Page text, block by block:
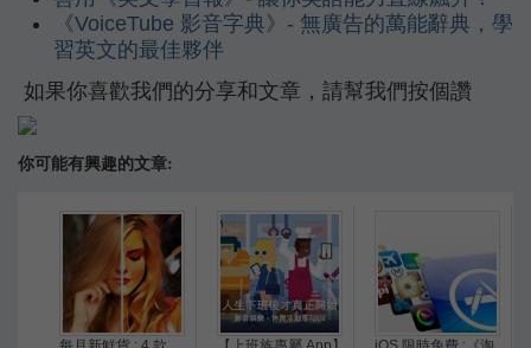
《VoiceTube 影音字典》- 無廣告的萬能辭典，學
習英文的最佳夥伴
如果你喜歡我們的分享和文章，請幫我們按個讚
你可能有興趣的文章: